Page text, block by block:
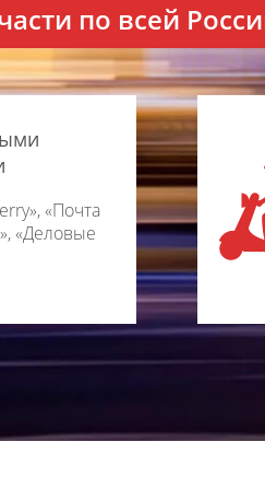
по всей
«Почта
«Деловые